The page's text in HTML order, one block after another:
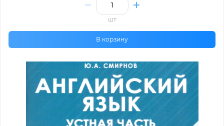
шт
В корзину